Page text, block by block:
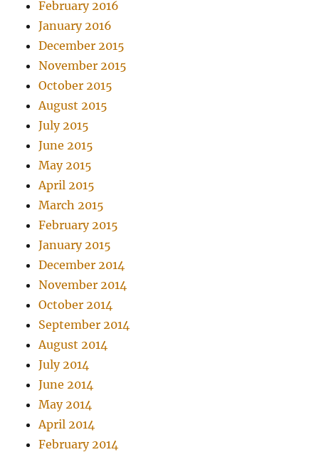
February 2016
January 2016
December 2015
November 2015
October 2015
August 2015
July 2015
June 2015
May 2015
April 2015
March 2015
February 2015
January 2015
December 2014
November 2014
October 2014
September 2014
August 2014
July 2014
June 2014
May 2014
April 2014
February 2014